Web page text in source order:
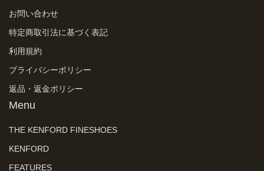
お問い合わせ
特定商取引法に基づく表記
利用規約
プライバシーポリシー
返品・返金ポリシー
Menu
THE KENFORD FINESHOES
KENFORD
FEATURES